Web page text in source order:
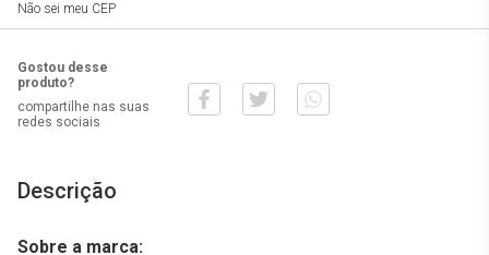
Não sei meu CEP
Gostou desse
produto?
compartilhe nas suas
redes sociais
Descrição
Sobre a marca: